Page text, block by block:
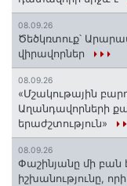
08.09.26
Ծեծկռտուք՝
վիրավորներ
08.09.26
«Մշակութային
Աղանդավորների
երաժշտություն»
08.09.26
Փաշինյանը մի բան
իշխանությունը,